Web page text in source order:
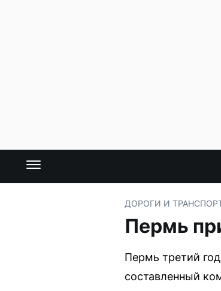
ДОРОГИ И
Пермь
Пермь третий
составленный